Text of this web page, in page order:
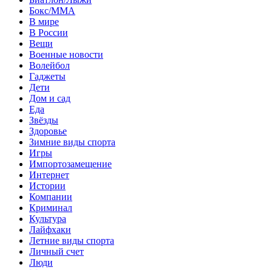
Бокс/MMA
В мире
В России
Вещи
Военные новости
Волейбол
Гаджеты
Дети
Дом и сад
Еда
Звёзды
Здоровье
Зимние виды спорта
Игры
Импортозамещение
Интернет
Истории
Компании
Криминал
Культура
Лайфхаки
Летние виды спорта
Личный счет
Люди